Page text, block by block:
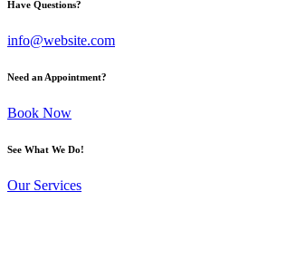
Have Questions?
info@website.com
Need an Appointment?
Book Now
See What We Do!
Our Services